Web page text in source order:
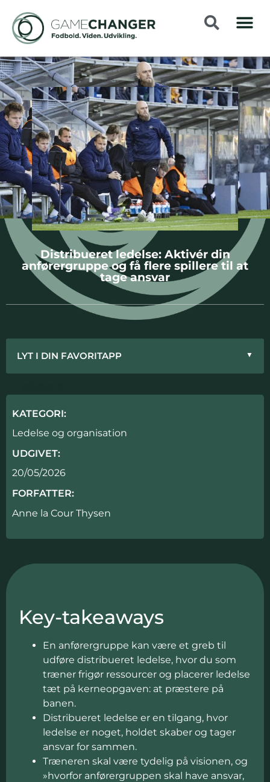
Distribueret ledelse: Aktivér din
anførergruppe og få flere spillere til at
tage ansvar
Key-takeaways
En anførergruppe kan være et greb til
udføre distribueret ledelse, hvor du som
træner frigør ressourcer og placerer ledelse
tæt på kerneopgaven: at præstere på
banen.
Distribueret ledelse er en tilgang, hvor
ledelse er noget, holdet skaber og tager
ansvar for sammen.
Træneren skal være tydelig på visionen, og
»hvorfor anførergruppen skal have ansvar,
LYT I DIN FAVORITAPP ▼
KATEGORI:
Ledelse og organisation
UDGIVET:
20/05/2026
FORFATTER:
Anne la Cour Thysen